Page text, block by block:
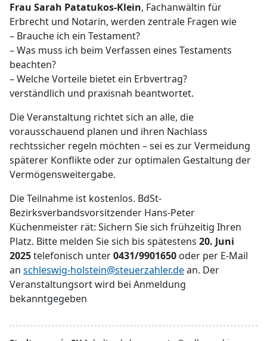
Frau Sarah Patatukos-Klein, Fachanwältin für
Erbrecht und Notarin, werden zentrale Fragen wie
– Brauche ich ein Testament?
– Was muss ich beim Verfassen eines Testaments
beachten?
– Welche Vorteile bietet ein Erbvertrag?
verständlich und praxisnah beantwortet.
Die Veranstaltung richtet sich an alle, die
vorausschauend planen und ihren Nachlass
rechtssicher regeln möchten – sei es zur Vermeidung
späterer Konflikte oder zur optimalen Gestaltung der
Vermögensweitergabe.
Die Teilnahme ist kostenlos. BdSt-
Bezirksverbandsvorsitzender Hans-Peter
Küchenmeister rät: Sichern Sie sich frühzeitig Ihren
Platz. Bitte melden Sie sich bis spätestens 20. Juni
2025telefonisch unter0431/9901650 oder per E-Mail
an schleswig-holstein@steuerzahler.dean. Der
Veranstaltungsort wird bei Anmeldung
bekanntgegeben